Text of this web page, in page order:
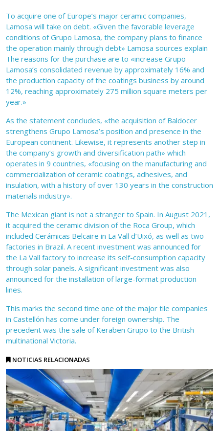
To acquire one of Europe’s major ceramic companies,
Lamosa will take on debt. «Given the favorable leverage
conditions of Grupo Lamosa, the company plans to finance
the operation mainly through debt» Lamosa sources explain
The reasons for the purchase are to «increase Grupo
Lamosa’s consolidated revenue by approximately 16% and
the production capacity of the coatings business by around
12%, reaching approximately 275 million square meters per
year.»
As the statement concludes, «the acquisition of Baldocer
strengthens Grupo Lamosa’s position and presence in the
European continent. Likewise, it represents another step in
the company’s growth and diversification path» which
operates in 9 countries, «focusing on the manufacturing and
commercialization of ceramic coatings, adhesives, and
insulation, with a history of over 130 years in the construction
materials industry».
The Mexican giant is not a stranger to Spain. In August 2021,
it acquired the ceramic division of the Roca Group, which
included Cerámicas Belcaire in La Vall d’Uixó, as well as two
factories in Brazil. A recent investment was announced for
the La Vall factory to increase its self-consumption capacity
through solar panels. A significant investment was also
announced for the installation of large-format production
lines.
This marks the second time one of the major tile companies
in Castellón has come under foreign ownership. The
precedent was the sale of Keraben Grupo to the British
multinational Victoria.
NOTICIAS RELACIONADAS